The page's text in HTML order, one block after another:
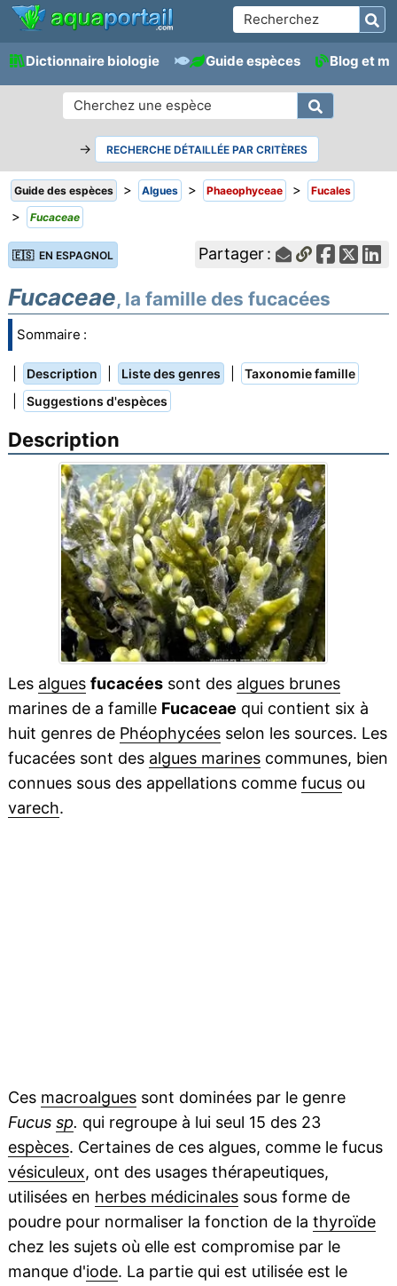
Dictionnaire biologie Guide espèces Blog et
→ RECHERCHE DÉTAILLÉE PAR CRITÈRES
Guide des espèces > Algues > Phaeophyceae > Fucales
> Fucaceae
🇪🇸 EN ESPAGNOL Partager :
Fucaceae, la famille des fucacées
Sommaire :
Description Liste des genres Taxonomie famille
Suggestions d'espèces
Description
Les algues fucacéessont des algues brunes
marines de a famille Fucaceae qui contient six à
huit genres de Phéophycéesselon les sources. Les
fucacées sont des algues marinescommunes, bien
connues sous des appellations comme fucusou
varech.
Ces macroalguessont dominées par le genre
Fucus sp. qui regroupe à lui seul 15 des 23
espèces. Certaines de ces algues, comme le fucus
vésiculeux, ont des usages thérapeutiques,
utilisées en herbes médicinalessous forme de
poudre pour normaliser la fonction de la thyroïde
chez les sujets où elle est compromise par le
manque d'iode. La partie qui est utilisée est le